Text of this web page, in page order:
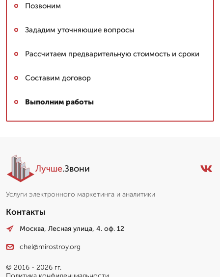
Позвоним
Зададим уточняющие вопросы
Рассчитаем предварительную стоимость и сроки
Составим договор
Выполним работы
Лучше.Звони
Услуги электронного маркетинга и аналитики
Контакты
Москва, Лесная улица, 4. оф. 12
chel@mirostroy.org
© 2016 - 2026 гг.